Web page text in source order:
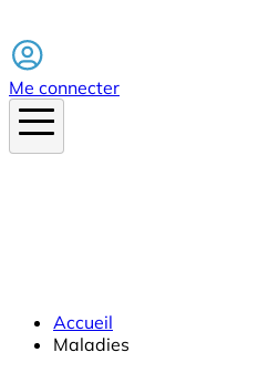
Me connecter
Accueil
Maladies